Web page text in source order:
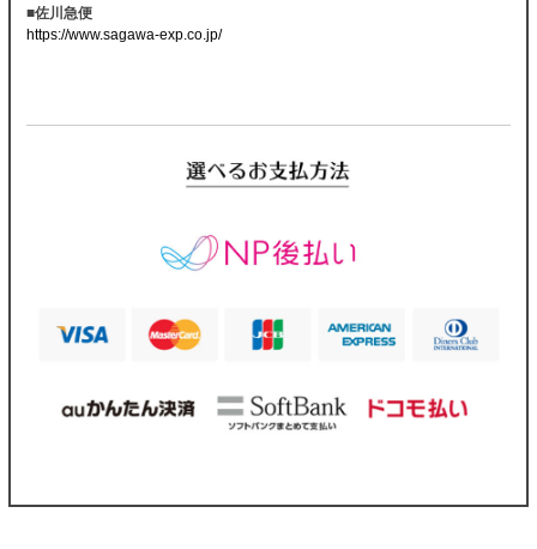
■佐川急便
https://www.sagawa-exp.co.jp/